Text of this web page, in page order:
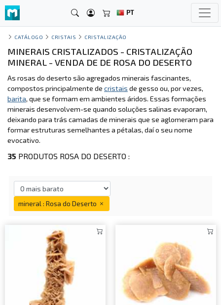
PT
CATÁLOGO CRISTAIS CRISTALIZAÇÃO
MINERAIS CRISTALIZADOS - CRISTALIZAÇÃO
MINERAL - VENDA DE DE ROSA DO DESERTO
As rosas do deserto são agregados minerais fascinantes,
compostos principalmente de cristais de gesso ou, por vezes,
barita, que se formam em ambientes áridos. Essas formações
minerais desenvolvem-se quando soluções salinas evaporam,
deixando para trás camadas de minerais que se aglomeram para
formar estruturas semelhantes a pétalas, daí o seu nome
evocativo.
35 PRODUTOS ROSA DO DESERTO :
mineral : Rosa do Deserto